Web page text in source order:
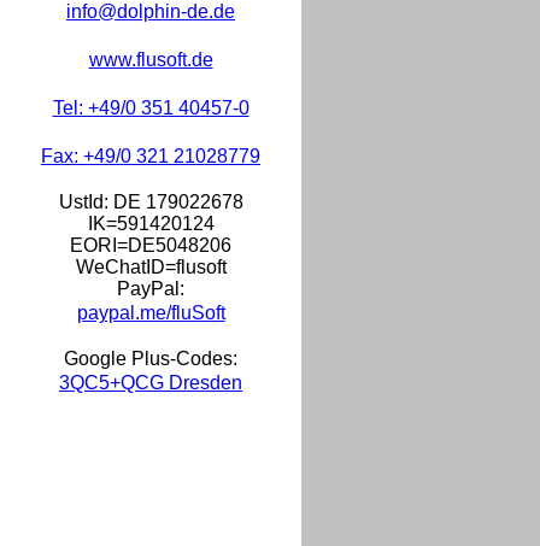
info@dolphin-de.de
www.flusoft.de
Tel: +49/0 351 40457-0
Fax: +49/0 321 21028779
UstId: DE 179022678
IK=591420124
EORI=DE5048206
WeChatID=flusoft
PayPal:
paypal.me/fluSoft
Google Plus-Codes:
3QC5+QCG Dresden